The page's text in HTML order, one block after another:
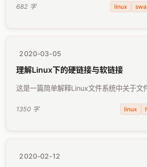
忘记对Linux交换分区（swap）做调整了
682 字 linux
2020-03-05
理解Linux下的硬链接与软链接
这是一篇简单解释Linux文件系统中关于文
学习到创建链接的ln命令时，也许很难搞
1350 字 linux
2020-02-12